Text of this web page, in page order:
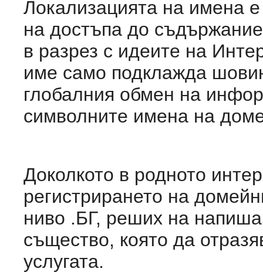
Локализацията на имена
на достъпа до
в разрез с идеите на
име само подклажда
глобалния обмен на
символните имена на
Доколкото в родното
регистрирането на
ниво .БГ, реших на
същество, която да
услугата.